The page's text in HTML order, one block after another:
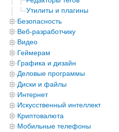
Утилиты и плагины
Безопасность
Веб-разработчику
Видео
Геймерам
Графика и дизайн
Деловые программы
Диски и файлы
Интернет
Искусственный интеллект
Криптовалюта
Мобильные телефоны